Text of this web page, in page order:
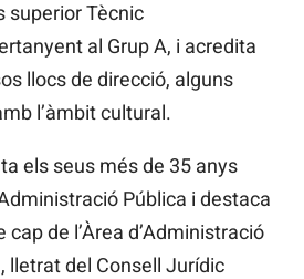
superior Tècnic
al Grup A, i acredita
llocs de direcció, alguns
l’àmbit cultural.
els seus més de 35 anys
Pública i destaca
de l’Àrea d’Administració
lletrat del Consell Jurídic